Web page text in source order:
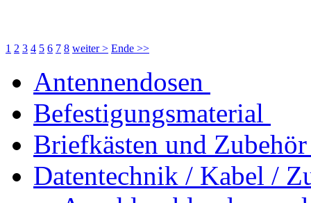
1 2 3 4 5 6 7 8 weiter > Ende >>
Antennendosen
Befestigungsmaterial
Briefkästen und Zubehör
Datentechnik / Kabel /